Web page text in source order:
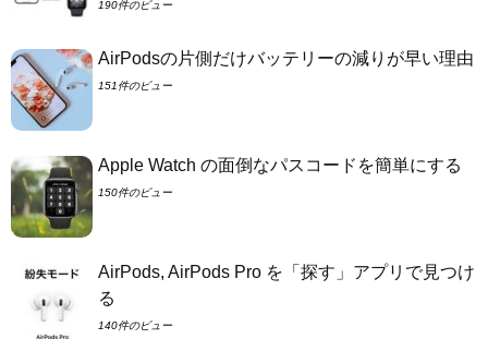
190件のビュー
AirPodsの片側だけバッテリーの減りが早い理由
151件のビュー
Apple Watch の面倒なパスコードを簡単にする
150件のビュー
AirPods, AirPods Pro を「探す」アプリで見つけ
る
140件のビュー